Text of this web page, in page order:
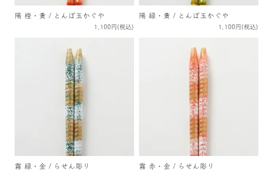
陽 橙・黄 / とんぼ玉かぐや
1,100円(税込)
陽 緑・黄 / とんぼ玉かぐや
1,100円(税込)
霧 緑・金 / らせん彫り 霧 赤・金 / らせん彫り